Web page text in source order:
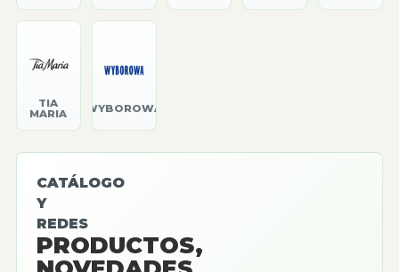
TIA
MARIA
WYBOROWA
CATÁLOGO
Y
REDES
PRODUCTOS,